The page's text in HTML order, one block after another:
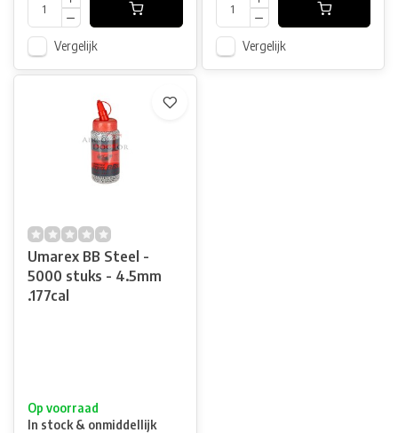
Vergelijk Vergelijk
Umarex BB Steel -
5000 stuks - 4.5mm
.177cal
Op voorraad
In stock & onmiddellijk